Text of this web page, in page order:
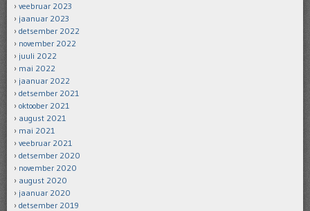
veebruar 2023
jaanuar 2023
detsember 2022
november 2022
juuli 2022
mai 2022
jaanuar 2022
detsember 2021
oktoober 2021
august 2021
mai 2021
veebruar 2021
detsember 2020
november 2020
august 2020
jaanuar 2020
detsember 2019